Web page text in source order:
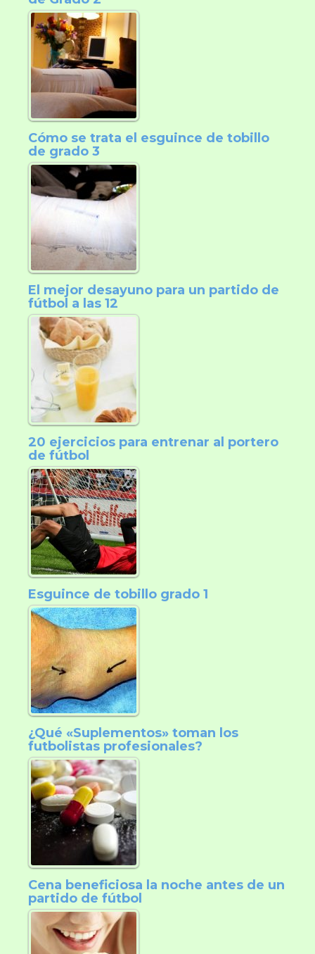
Cómo se trata el esguince de tobillo
de grado 3
El mejor desayuno para un partido de
fútbol a las 12
20 ejercicios para entrenar al portero
de fútbol
Esguince de tobillo grado 1
¿Qué «Suplementos» toman los
futbolistas profesionales?
Cena beneficiosa la noche antes de un
partido de fútbol